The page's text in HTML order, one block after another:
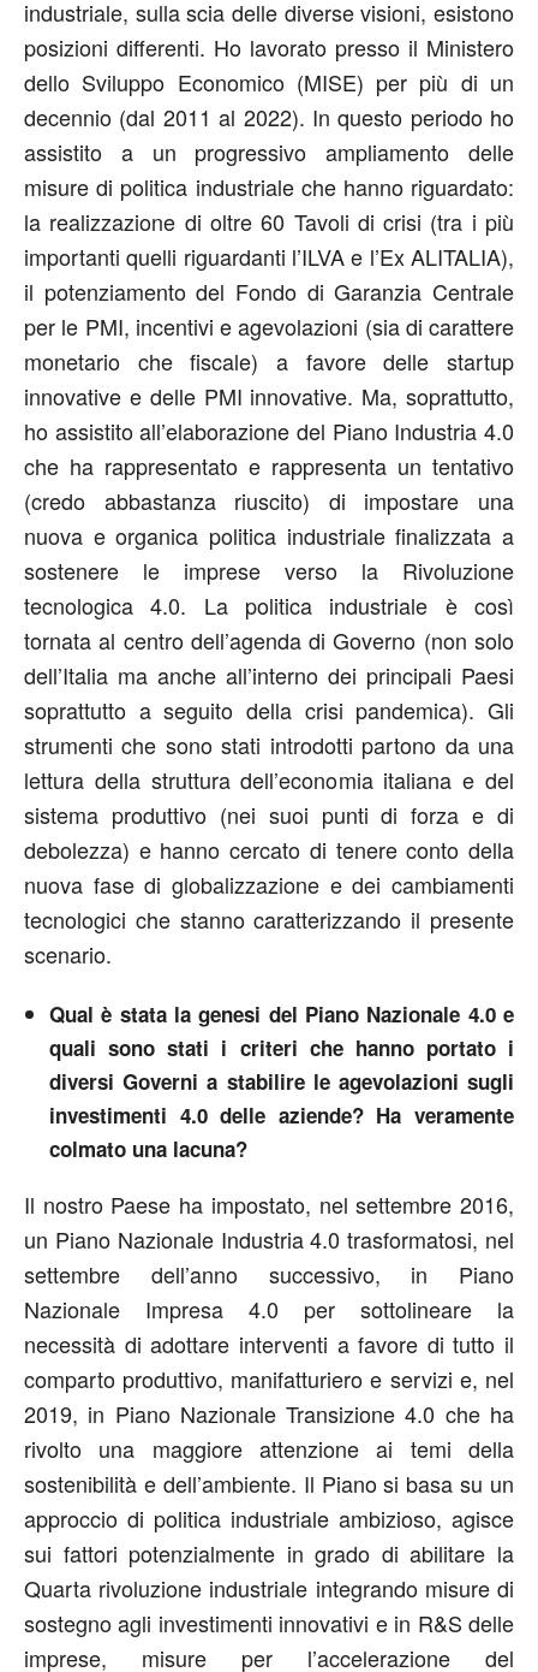
industriale, sulla scia delle diverse visioni, esistono
posizioni differenti. Ho lavorato presso il Ministero
dello Sviluppo Economico (MISE) per più di un
decennio (dal 2011 al 2022). In questo periodo ho
assistito a un progressivo ampliamento delle
misure di politica industriale che hanno riguardato:
la realizzazione di oltre 60 Tavoli di crisi (tra i più
importanti quelli riguardanti l’ILVA e l’Ex ALITALIA),
il potenziamento del Fondo di Garanzia Centrale
per le PMI, incentivi e agevolazioni (sia di carattere
monetario che fiscale) a favore delle startup
innovative e delle PMI innovative. Ma, soprattutto,
ho assistito all’elaborazione del Piano Industria 4.0
che ha rappresentato e rappresenta un tentativo
(credo abbastanza riuscito) di impostare una
nuova e organica politica industriale finalizzata a
sostenere le imprese verso la Rivoluzione
tecnologica 4.0. La politica industriale è così
tornata al centro dell’agenda di Governo (non solo
dell’Italia ma anche all’interno dei principali Paesi
soprattutto a seguito della crisi pandemica). Gli
strumenti che sono stati introdotti partono da una
lettura della struttura dell’economia italiana e del
sistema produttivo (nei suoi punti di forza e di
debolezza) e hanno cercato di tenere conto della
nuova fase di globalizzazione e dei cambiamenti
tecnologici che stanno caratterizzando il presente
scenario.
Qual è stata la genesi del Piano Nazionale 4.0 e
quali sono stati i criteri che hanno portato i
diversi Governi a stabilire le agevolazioni sugli
investimenti 4.0 delle aziende? Ha veramente
colmato una lacuna?
Il nostro Paese ha impostato, nel settembre 2016,
un Piano Nazionale Industria 4.0 trasformatosi, nel
settembre dell’anno successivo, in Piano
Nazionale Impresa 4.0 per sottolineare la
necessità di adottare interventi a favore di tutto il
comparto produttivo, manifatturiero e servizi e, nel
2019, in Piano Nazionale Transizione 4.0 che ha
rivolto una maggiore attenzione ai temi della
sostenibilità e dell’ambiente. Il Piano si basa su un
approccio di politica industriale ambizioso, agisce
sui fattori potenzialmente in grado di abilitare la
Quarta rivoluzione industriale integrando misure di
sostegno agli investimenti innovativi e in R&S delle
imprese, misure per l’accelerazione del